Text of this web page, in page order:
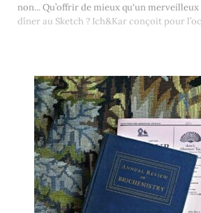
non... Qu’offrir de mieux qu'un
dîner au Sketch ? Ich&Kar conçoit pour